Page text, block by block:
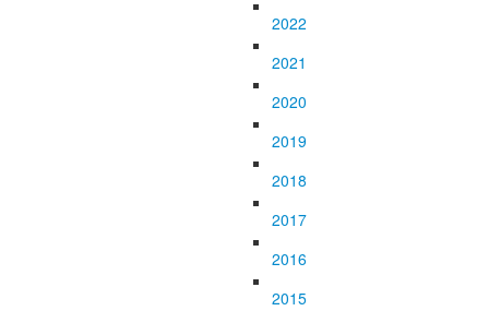
2022
2021
2020
2019
2018
2017
2016
2015